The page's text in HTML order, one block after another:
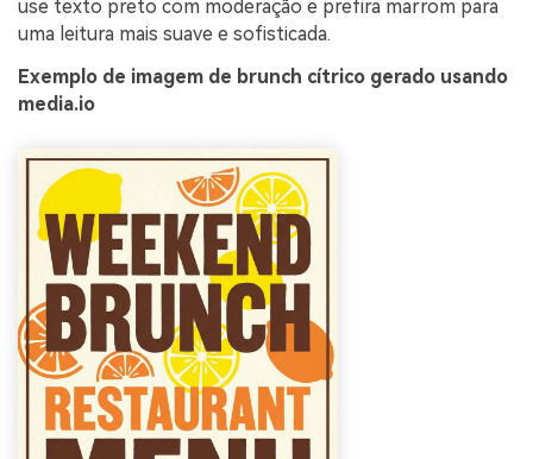
use texto preto com moderação e prefira marrom para
uma leitura mais suave e sofisticada.
Exemplo de imagem de brunch cítrico gerado usando
media.io